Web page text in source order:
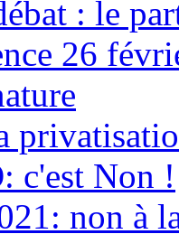
: le
26
c'est Non !
non à